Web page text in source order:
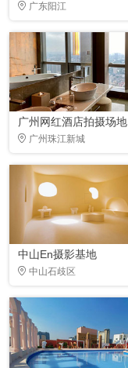
广东阳江
广州网红酒店拍摄场地
广州珠江新城
中山En摄影基地
中山石歧区